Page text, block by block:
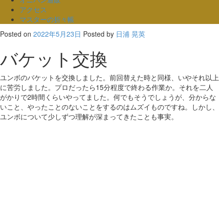
アクセス
マスターの折々帳
Posted on 2022年5月23日 Posted by 日浦 晃英
バケット交換
ユンボのバケットを交換しました。前回替えた時と同様、いやそれ以上
に苦労しました。プロだったら15分程度で終わる作業か。それを二人
がかりで2時間くらいやってました。何でもそうでしょうが、分からな
いこと、やったことのないことをするのはムズイものですね。しかし、
ユンボについて少しずつ理解が深まってきたことも事実。